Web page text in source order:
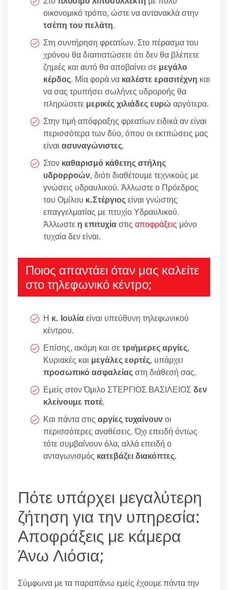
οικονομικό τρόπο, ώστε να αντανακλά στην
τσέπη του πελάτη.
Στη συντήρηση φρεατίων. Στο πέρασμα του
χρόνου θα διαπιστώσετε ότι δεν θα βλέπετε
ζημιές και αυτό θα αποβαίνει σε μεγάλο
κέρδος. Μία φορά να καλέστε ερασιτέχνη και
να σας τρυπήσει σωλήνες υδροροής θα
πληρώσετε μερικές χιλιάδες ευρώ αργότερα.
Στην τιμή απόφραξης φρεατίων ειδικά αν είναι
περισσότερα των δύο, όπου οι εκτπώσεις μας
είναι ασυναγώνιστες.
Στον καθαρισμό κάθετης στήλης
υδρορροών, διότι διαθέτουμε τεχνικούς με
γνώσεις υδραυλικού. Άλλωστε ο Πρόεδρος
του Ομίλου κ.Στέργιοςείναι γνώστης
επαγγελματίας με πτυχίο Υδραυλικού.
Άλλωστε η επιτυχίαστις αποφράξεις μόνο
τυχαία δεν είναι.
Ποιος απαντάει όταν μας καλείτε
στο τηλεφωνικό κέντρο;
Η κ. Ιουλίαείναι υπεύθυνη τηλεφωνικού
κέντρου.
Επίσης, ακόμη και σετριήμερες αργίες,
Κυριακές και μεγάλες εορτές, υπάρχει
προσωπικό ασφαλείαςστη διάθεσή σας.
Εμείς στον Όμιλο ΣΤΕΡΓΙΟΣ ΒΑΣΙΛΕΙΟΣδεν
κλείνουμε ποτέ.
Και πάντα στις αργίες τυχαίνουνοι
περισσότερες αναθέσεις. Όχι επειδή όντως
τότε συμβαίνουν όλα, αλλά επειδή ο
ανταγωνισμός κατεβάζει διακόπτες.
Πότε υπάρχει μεγαλύτερη
ζήτηση για την υπηρεσία:
Αποφράξεις με κάμερα
Άνω Λιόσια;
Σύμφωνα με τα παραπάνω εμείς έχουμε πάντα την